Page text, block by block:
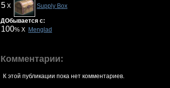
5 X Supply Box
ДОбывается с:
100% X Menglad
Комментарии:
К этой публикации пока нет комментариев.